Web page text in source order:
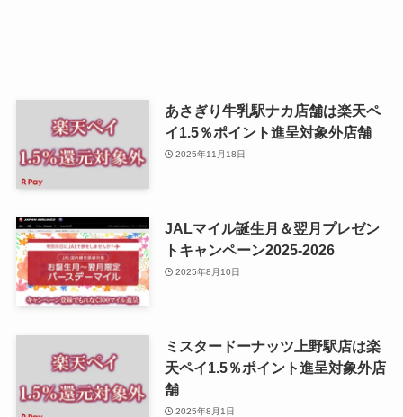
あさぎり牛乳駅ナカ店舗は楽天ペ
イ1.5％ポイント進呈対象外店舗
2025年11月18日
JALマイル誕生月＆翌月プレゼン
トキャンペーン2025-2026
2025年8月10日
ミスタードーナッツ上野駅店は楽
天ペイ1.5％ポイント進呈対象外店
舗
2025年8月1日